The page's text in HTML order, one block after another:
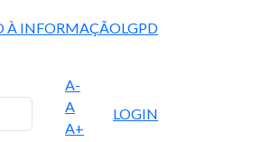
À INFORMAÇÃOLGPD
A-
A
A+
LOGIN